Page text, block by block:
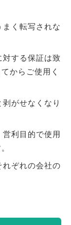
く転写されな
する保証は致
からご使用く
がせなくなり
利目的で使用
ぞれの会社の